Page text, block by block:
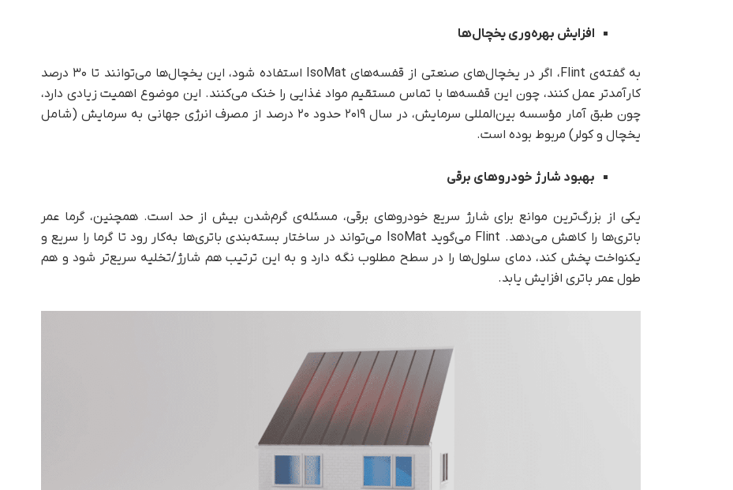
افزایش بهره‌وری یخچال‌ها
به گفته‌ی Flint، اگر در یخچال‌های صنعتی از قفسه‌های IsoMat استفاده شود، این یخچال‌ها می‌توانند تا ۳۰ درصد
کارآمدتر عمل کنند، چون این قفسه‌ها با تماس مستقیم مواد غذایی را خنک می‌کنند. این موضوع اهمیت زیادی دارد،
چون طبق آمار مؤسسه بین‌المللی سرمایش، در سال ۲۰۱۹ حدود ۲۰ درصد از مصرف انرژی جهانی به سرمایش (شامل
یخچال و کولر) مربوط بوده است.
بهبود شارژ خودروهای برقی
یکی از بزرگ‌ترین موانع برای شارژ سریع خودروهای برقی، مسئله‌ی گرم‌شدن بیش از حد است. همچنین، گرما عمر
باتری‌ها را کاهش می‌دهد. Flint می‌گوید IsoMat می‌تواند در ساختار بسته‌بندی باتری‌ها به‌کار رود تا گرما را سریع و
یکنواخت پخش کند، دمای سلول‌ها را در سطح مطلوب نگه دارد و به این ترتیب هم شارژ/تخلیه سریع‌تر شود و هم
طول عمر باتری افزایش یابد.